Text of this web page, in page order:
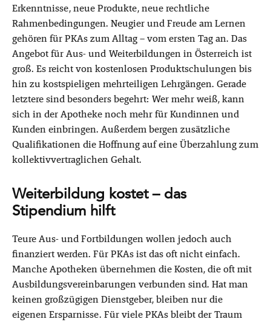
Erkenntnisse, neue Produkte, neue rechtliche
Rahmenbedingungen. Neugier und Freude am Lernen
gehören für PKAs zum Alltag – vom ersten Tag an. Das
Angebot für Aus- und Weiterbildungen in Österreich ist
groß. Es reicht von kostenlosen Produktschulungen bis
hin zu kostspieligen mehrteiligen Lehrgängen. Gerade
letztere sind besonders begehrt: Wer mehr weiß, kann
sich in der Apotheke noch mehr für Kundinnen und
Kunden einbringen. Außerdem bergen zusätzliche
Qualifikationen die Hoffnung auf eine Überzahlung zum
kollektivvertraglichen Gehalt.
Weiterbildung kostet – das
Stipendium hilft
Teure Aus- und Fortbildungen wollen jedoch auch
finanziert werden. Für PKAs ist das oft nicht einfach.
Manche Apotheken übernehmen die Kosten, die oft mit
Ausbildungsvereinbarungen verbunden sind. Hat man
keinen großzügigen Dienstgeber, bleiben nur die
eigenen Ersparnisse. Für viele PKAs bleibt der Traum